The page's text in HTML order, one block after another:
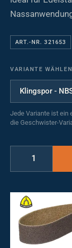
ART.-NR. 321653
VARIANTE WÄHLEN
Jede Variante ist ein
die Geschwister-